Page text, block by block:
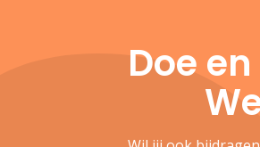
Doe